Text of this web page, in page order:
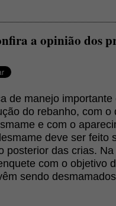
a opinião dos
de manejo
do rebanho, com o
e com o
deve ser feito
posterior das crias.
com o objetivo
sendo